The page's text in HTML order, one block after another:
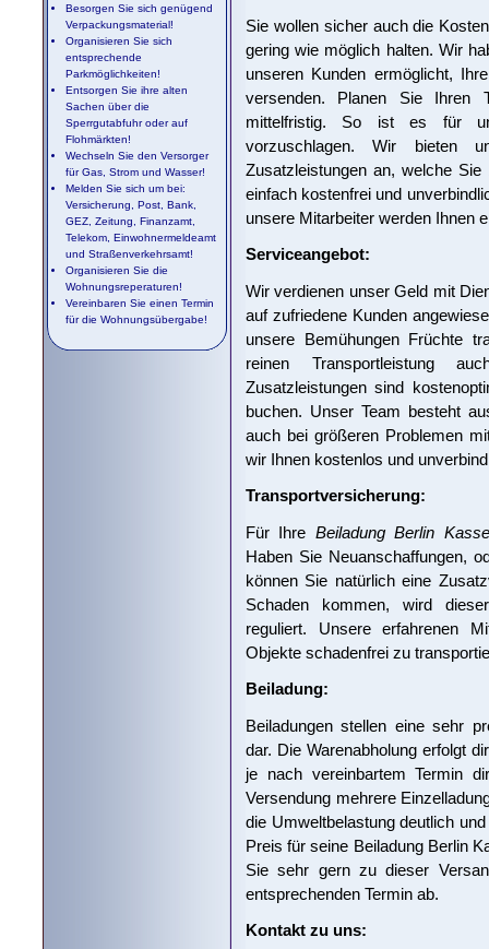
Sie wollen sicher auch die
gering wie möglich halten. Wir
unseren Kunden ermöglicht,
versenden. Planen Sie Ihren
mittelfristig. So ist es für
vorzuschlagen. Wir bieten
Zusatzleistungen an, welche
einfach kostenfrei und
unsere Mitarbeiter werden Ihnen
Serviceangebot:
Wir verdienen unser Geld mit
auf zufriedene Kunden
unsere Bemühungen Früchte
reinen Transportleistung
Zusatzleistungen sind
buchen. Unser Team besteht
auch bei größeren Problemen
wir Ihnen kostenlos und
Transportversicherung:
Für Ihre Beiladung Berlin
Haben Sie Neuanschaffungen,
können Sie natürlich eine
Schaden kommen, wird
reguliert. Unsere erfahrenen
Objekte schadenfrei zu
Beiladung:
Beiladungen stellen eine sehr
dar. Die Warenabholung erfolgt
je nach vereinbartem Termin
Versendung mehrere
die Umweltbelastung deutlich
Preis für seine Beiladung Berlin
Sie sehr gern zu dieser
entsprechenden Termin ab.
Kontakt zu uns:
Besorgen Sie sich genügend
Verpackungsmaterial!
Organisieren Sie sich
entsprechende
Parkmöglichkeiten!
Entsorgen Sie ihre alten
Sachen über die
Sperrgutabfuhr oder auf
Flohmärkten!
Wechseln Sie den Versorger
für Gas, Strom und Wasser!
Melden Sie sich um bei:
Versicherung, Post, Bank,
GEZ, Zeitung, Finanzamt,
Telekom, Einwohnermeldeamt
und Straßenverkehrsamt!
Organisieren Sie die
Wohnungsreperaturen!
Vereinbaren Sie einen Termin
für die Wohnungsübergabe!